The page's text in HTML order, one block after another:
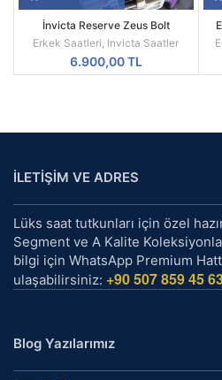
İnvicta Reserve Zeus Bolt
Kronograf 52 MM Silver Kasa
Replika Erkek Kol Saati
Erkek Saatleri, Invicta Saatler
6.900,00TL
İLETİŞİM VE ADRES
Lüks saat tutkunları için özel
Segment ve A Kalite
bilgi için WhatsApp Premium
ulaşabilirsiniz: +90 507 859 45
Blog Yazılarımız